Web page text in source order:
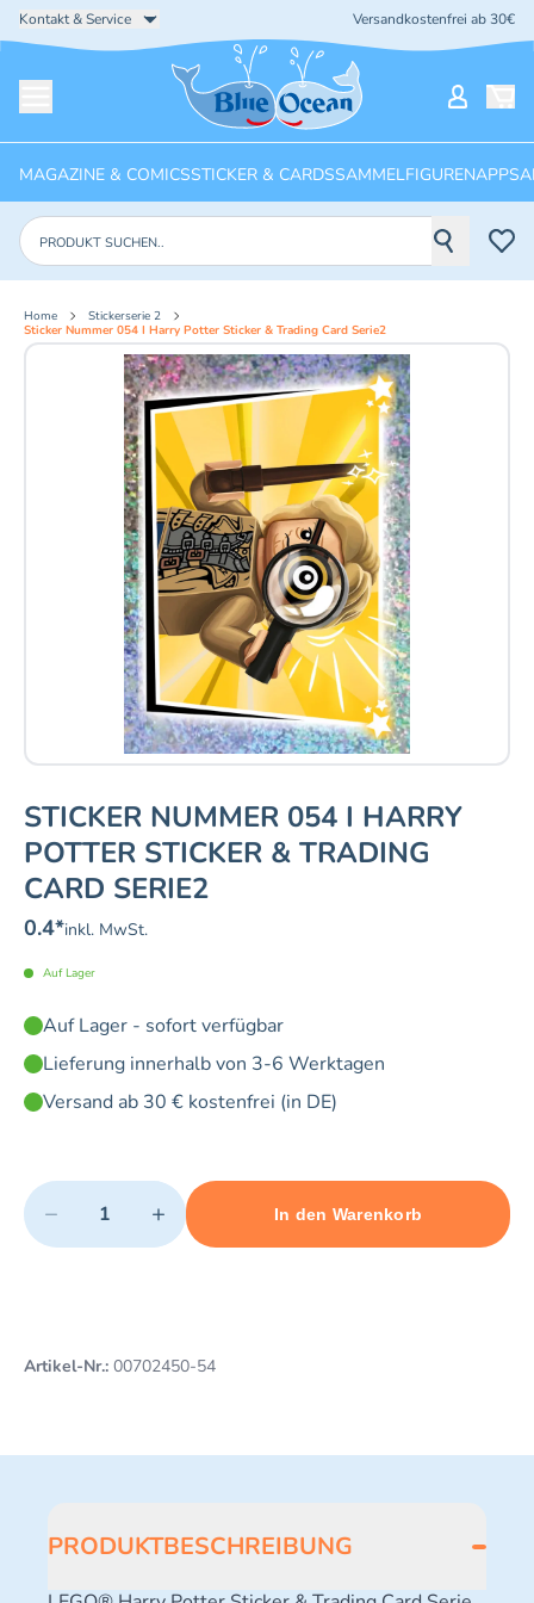
Kontakt & Service Versandkostenfrei ab 30€
Startseite
MAGAZINE & COMICSSTICKER & CARDSSAMMELFIGURENAPPS
Produkte suchen
Home
Stickerserie 2
Sticker Nummer 054 I Harry Potter Sticker & Trading Card Serie2
STICKER NUMMER 054 I HARRY
POTTER STICKER & TRADING
CARD SERIE2
0.4*inkl. MwSt.
Auf Lager
Auf Lager - sofort verfügbar
Lieferung innerhalb von 3-6 Werktagen
Versand ab 30 € kostenfrei (in DE)
Quantity
− +
Minimum quantity: 1 Maximum quantity: 3
In den Warenkorb
Add 1 item to cart
Artikel-Nr.: 00702450-54
PRODUKTBESCHREIBUNG